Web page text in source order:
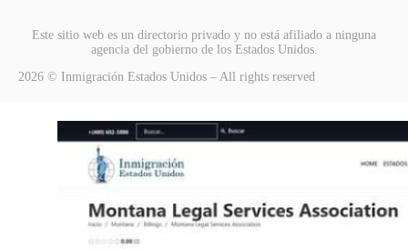
Este sitio web es un directorio privado y no está afiliado a ninguna
agencia del gobierno de los Estados Unidos.
2026 © Inmigración Estados Unidos – All rights reserved